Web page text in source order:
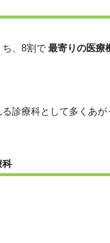
ち、8割で 最寄りの医療
診療科として多くあ
科